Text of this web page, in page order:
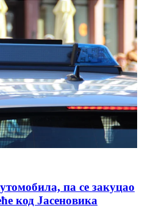
па се закуцао
код Јасеновика